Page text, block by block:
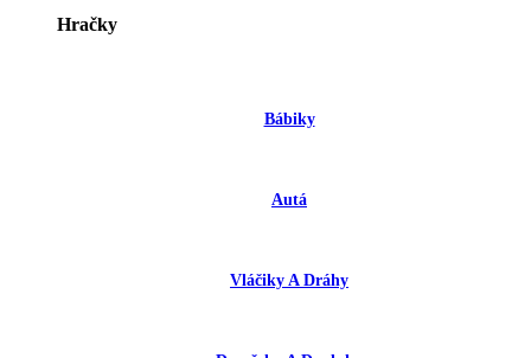
Hračky
Bábiky
Autá
Vláčiky A Dráhy